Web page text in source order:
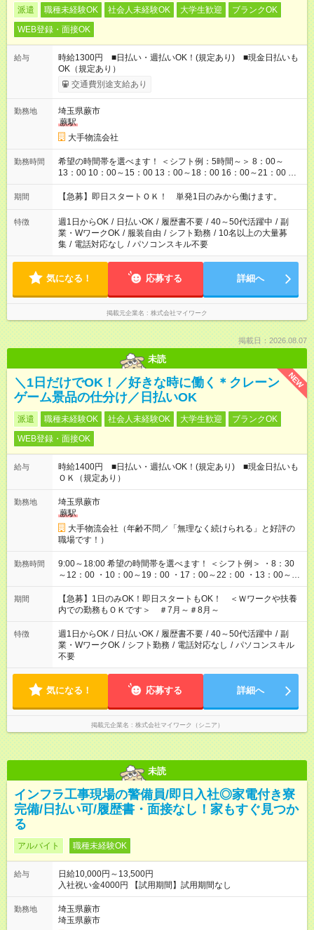
派遣 職種未経験OK 社会人未経験OK 大学生歓迎
ブランクOK
WEB登録・面接OK
給与
時給1300円 ■日払い・週払いOK！(規定あり) ■現金日払いも
OK（規定あり）
交通費別途支給あり
勤務地
埼玉県蕨市
蕨駅
大手物流会社
勤務時間
希望の時間帯を選べます！ ＜シフト例：5時間～＞ 8：00～
13：00 10：00～15：00 13：00～18：00 16：00～21：00 ＜
シフト例：8時間～＞ ・10：00～19：00 ・13：00～22：00 ・
22：00～翌6：00 など！是非ご希望をお聞かせください！
期間 【急募】即日スタートＯＫ！ 単発1日のみから働けます。
特徴 週1日からOK / 日払いOK / 履歴書不要 / 40～50代活躍中 / 副
業・WワークOK / 服装自由 / シフト勤務 / 10名以上の大量募
集 / 電話対応なし / パソコンスキル不要
気になる！ 応募する 詳細へ
掲載元企業名 株式会社マイワーク
掲載日：2026.08.07
未読
NEW
＼1日だけでOK！／好きな時に働く＊クレーン
ゲーム景品の仕分け／日払いOK
派遣 職種未経験OK 社会人未経験OK 大学生歓迎
ブランクOK
WEB登録・面接OK
給与
時給1400円 ■日払い・週払いOK！(規定あり) ■現金日払いも
ＯＫ（規定あり）
勤務地
埼玉県蕨市
蕨駅
大手物流会社（年齢不問／「無理なく続けられる」と好評の
職場です！）
勤務時間
9:00～18:00 希望の時間帯を選べます！ ＜シフト例＞ ・8：30
～12：00 ・10：00～19：00 ・17：00～22：00 ・13：00～
22：00 ・22：00～翌6：00 など
期間
【急募】1日のみOK！即日スタートもOK！ ＜Ｗワークや扶養
内での勤務もＯＫです＞ ＃7月～＃8月～
特徴 週1日からOK / 日払いOK / 履歴書不要 / 40～50代活躍中 / 副
業・WワークOK / シフト勤務 / 電話対応なし / パソコンスキル
不要
気になる！ 応募する 詳細へ
掲載元企業名 株式会社マイワーク（シニア）
未読
インフラ工事現場の警備員/即日入社◎家電付き寮
完備/日払い可/履歴書・面接なし！家もすぐ見つか
る
アルバイト 職種未経験OK
給与
日給10,000円～13,500円
入社祝い金4000円 【試用期間】試用期間なし
勤務地
埼玉県蕨市
埼玉県蕨市